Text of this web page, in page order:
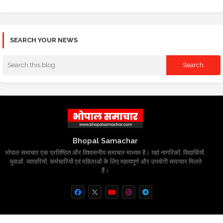
SEARCH YOUR NEWS
Bhopal Samachar
भोपाल समाचार एक प्रतिष्ठित और विश्वसनीय समाचार माध्यम है। यहां नागरिकों, विद्यार्थियों,
युवाओं, व्यापारियों, कर्मचारियों एवं महिलाओं के लिए महत्वपूर्ण और उपयोगी समाचार मिलते
हैं।